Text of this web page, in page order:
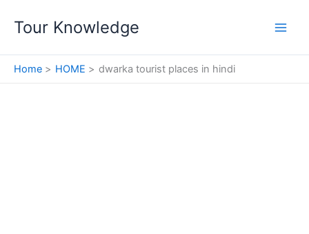
Tour Knowledge
Home HOME dwarka tourist places in hindi